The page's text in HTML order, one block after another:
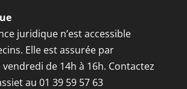
juridique n’est accessible
Elle est assurée par
de 14h à 16h. Contactez
au 01 39 59 57 63